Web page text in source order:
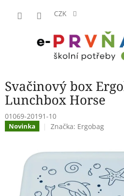
CZK
Svačinový box
Lunchbox Horse
01069-20191-10
Novinka Značka: Ergobag